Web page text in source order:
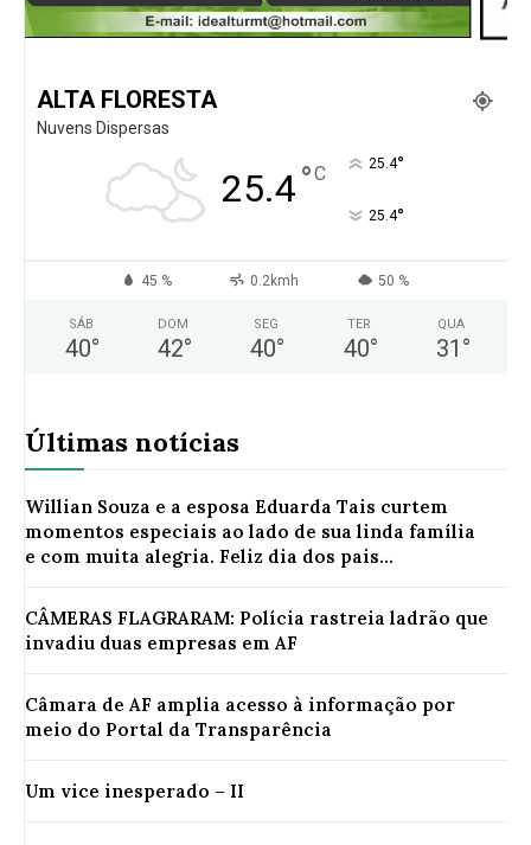
ALTA FLORESTA
Nuvens Dispersas
25.4°C 25.4°
25.4°
45 % 0.2kmh 50 %
SÁB
40°
DOM
42°
SEG
40°
TER
40°
QUA
31 °
Últimas notícias
Willian Souza e a esposa Eduarda Tais curtem
momentos especiais ao lado de sua linda família
e com muita alegria. Feliz dia dos pais...
CÂMERAS FLAGRARAM: Polícia rastreia ladrão que
invadiu duas empresas em AF
Câmara de AF amplia acesso à informação por
meio do Portal da Transparência
Um vice inesperado – II